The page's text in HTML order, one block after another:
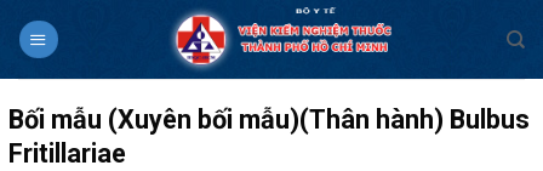
Bối mẫu (Xuyên bối mẫu)(Thân hành) Bulbus
Fritillariae